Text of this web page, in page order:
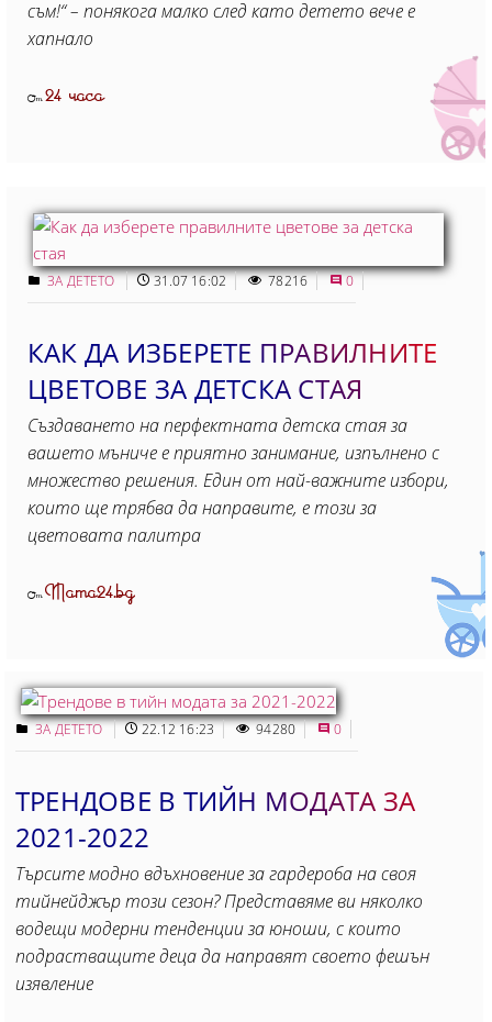
съм!“ – понякога малко след като детето вече е
хапнало
От24 часа
ЗА ДЕТЕТО 31.07 16:02 78216 0
КАК ДА ИЗБЕРЕТЕ ПРАВИЛНИТЕ
ЦВЕТОВЕ ЗА ДЕТСКА СТАЯ
Създаването на перфектната детска стая за
вашето мъниче е приятно занимание, изпълнено с
множество решения. Един от най-важните избори,
които ще трябва да направите, е този за
цветовата палитра
ОтMama24.bg
ЗА ДЕТЕТО 22.12 16:23 94280 0
ТРЕНДОВЕ В ТИЙН МОДАТА ЗА
2021-2022
Търсите модно вдъхновение за гардероба на своя
тийнейджър този сезон? Представяме ви няколко
водещи модерни тенденции за юноши, с които
подрастващите деца да направят своето фешън
изявление